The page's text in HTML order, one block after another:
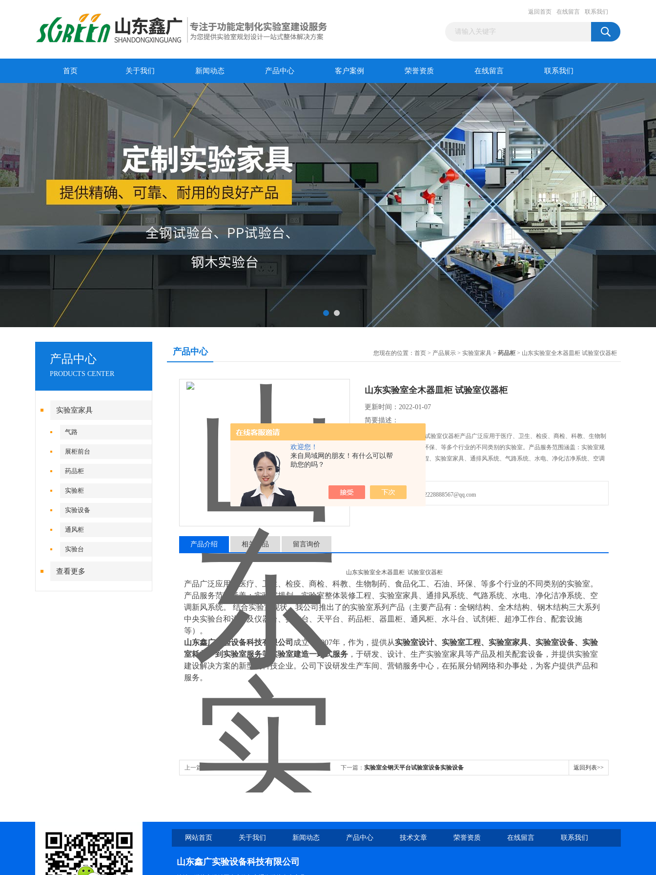
欢迎您！
来自局域网的朋友！有什么可以帮
助您的吗？
返回首页 在线留言 联系我们
首页 关于我们 新闻动态 产品中心 客户案例 荣誉资质 在线留言 联系我们
产品中心
PRODUCTS CENTER
实验室家具
气路
展柜前台
药品柜
实验柜
实验设备
通风柜
实验台
查看更多
产品中心 您现在的位置： 首页 > 产品展示 > 实验室家具 > 药品柜 > 山东实验室全木器皿柜 试验室仪器柜
山东实验室全木器皿柜 试验室仪器柜
更新时间：2022-01-07
简要描述：
山东实验室全木器皿柜 试验室仪器柜产品广泛应用于医疗、卫生、检疫、商检、科教、生物制
药、食品化工、石油、环保、等多个行业的不同类别的实验室。产品服务范围涵盖：实验室规
划、实验室整体装修工程、实验室家具、通排风系统、气路系统、水电、净化洁净系统、空调
发邮件给我们：2228888567@qq.com
产品介绍 相关产品 留言询价
山东实验室全木器皿柜 试验室仪器柜
产品广泛应用于医疗、卫生、检疫、商检、科教、生物制药、食品化工、石油、环保、等多个行业的不同类别的实验室。
产品服务范围涵盖：实验室规划、实验室整体装修工程、实验室家具、通排风系统、气路系统、水电、净化洁净系统、空
调新风系统。 结合实验室现状，我公司推出了的实验室系列产品（主要产品有：全钢结构、全木结构、钢木结构三大系列
中央实验台和边台及仪器台、操作台、天平台、药品柜、器皿柜、通风柜、水斗台、试剂柜、超净工作台、配套设施
等）。
山东鑫广实验设备科技有限公司 成立于2007年，作为，提供从实验室设计、实验室工程、实验室家具、实验室设备、实验
室耗材、到实验室服务等实验室建造一站式服务 ，于研发、设计、生产实验室家具等产品及相关配套设备，并提供实验室
建设解决方案的新型高科技企业。公司下设研发生产车间、营销服务中心，在拓展分销网络和办事处，为客户提供产品和
服务。
上一篇： 下一篇： 实验室全钢天平台试验室设备实验设备 返回列表>>
网站首页 关于我们 新闻动态 产品中心 技术文章 荣誉资质 在线留言 联系我们
山东鑫广实验设备科技有限公司